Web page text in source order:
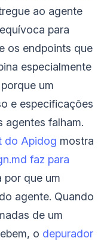
ao agente
para
os endpoints que
especialmente
um
e especificações
agentes falham.
do Apidog mostra
faz para
por que um
agente. Quando
de um
o depurador